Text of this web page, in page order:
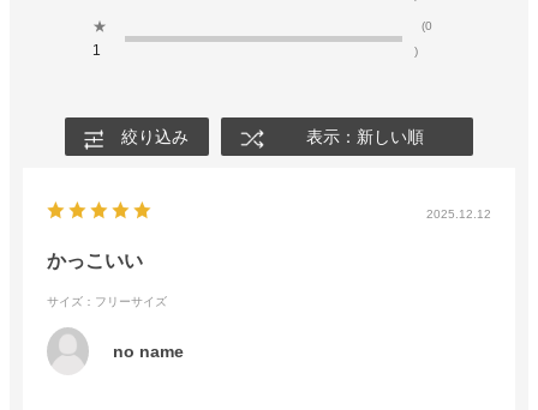
★
1
(0
)
絞り込み 表示：新しい順
2025.12.12
かっこいい
サイズ：フリーサイズ
no name